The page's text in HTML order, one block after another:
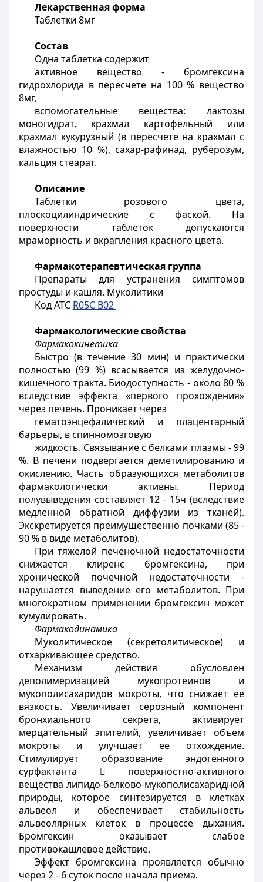
Лекарственная форма
Таблетки 8мг
Состав
Одна таблетка содержит
активное вещество - бромгексина
гидрохлорида в пересчете на 100 % вещество
8мг,
вспомогательные вещества: лактозы
моногидрат, крахмал картофельный или
крахмал кукурузный (в пересчете на крахмал с
влажностью 10 %), сахар-рафинад, руберозум,
кальция стеарат.
Описание
Таблетки розового цвета,
плоскоцилиндрические c фаской. На
поверхности таблеток допускаются
мраморность и вкрапления красного цвета.
Фармакотерапевтическая группа
Препараты для устранения симптомов
простуды и кашля. Муколитики
Код АТС R05C B02
Фармакологические свойства
Фармакокинетика
Быстро (в течение 30 мин) и практически
полностью (99 %) всасывается из желудочно-
кишечного тракта. Биодоступность - около 80 %
вследствие эффекта «первого прохождения»
через печень. Проникает через
гематоэнцефалический и плацентарный
барьеры, в спинномозговую
жидкость. Связывание с белками плазмы - 99
%. В печени подвергается деметилированию и
окислению. Часть образующихся метаболитов
фармакологически активны. Период
полувыведения составляет 12 - 15ч (вследствие
медленной обратной диффузии из тканей).
Экскретируется преимущественно почками (85 -
90 % в виде метаболитов).
При тяжелой печеночной недостаточности
снижается клиренс бромгексина, при
хронической почечной недостаточности -
нарушается выведение его метаболитов. При
многократном применении бромгексин может
кумулировать.
Фармакодинамика
Муколитическое (секретолитическое) и
отхаркивающее средство.
Механизм действия обусловлен
деполимеризацией мукопротеинов и
мукополисахаридов мокроты, что снижает ее
вязкость. Увеличивает серозный компонент
бронхиального секрета, активирует
мерцательный эпителий, увеличивает объем
мокроты и улучшает ее отхождение.
Стимулирует образование эндогенного
сурфактанта  поверхностно-активного
вещества липидо-белково-мукополисахаридной
природы, которое синтезируется в клетках
альвеол и обеспечивает стабильность
альвеолярных клеток в процессе дыхания.
Бромгексин оказывает слабое
противокашлевое действие.
Эффект бромгексина проявляется обычно
через 2 - 6 суток после начала приема.